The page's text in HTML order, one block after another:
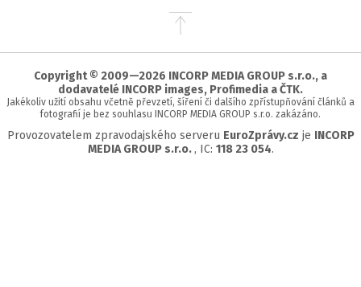
Přejít
stránky
Copyright © 2009—2026 INCORP MEDIA GROUP s.r.o., a
dodavatelé INCORP images, Profimedia a ČTK.
Jakékoliv užití obsahu včetně převzetí, šíření či dalšího zpřístupňování článků a
fotografií je bez souhlasu INCORP MEDIA GROUP s.r.o. zakázáno.
Provozovatelem zpravodajského serveru EuroZprávy.cz je INCORP
MEDIA GROUP s.r.o. , IC: 118 23 054.